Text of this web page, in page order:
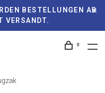
BESTELLUNGEN AB
VERSANDT.
0